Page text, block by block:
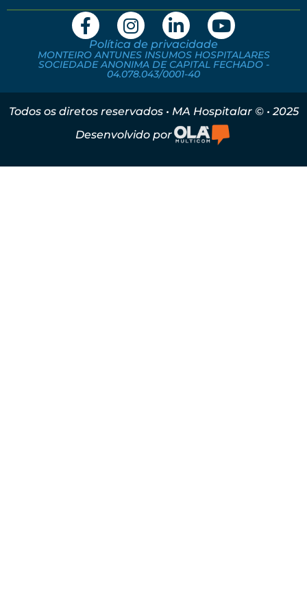
Política de privacidade
MONTEIRO ANTUNES INSUMOS HOSPITALARES
SOCIEDADE ANONIMA DE CAPITAL FECHADO -
04.078.043/0001-40
Todos os diretos reservados • MA Hospitalar © • 2025
Desenvolvido por